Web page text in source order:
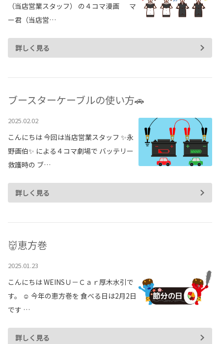
事故・故障受付センター
0800-080-5365
（当店営業スタッフ） の４コマ漫画 マ
ー君（当店営…
詳しく見る
ブースターケーブルの使い方🚗
2025.02.02
こんにちは 今回は当店営業スタッフ ✨永
野画伯✨ による４コマ劇場で バッテリー
救護時の ブ…
詳しく見る
👹恵方巻
2025.01.23
こんにちは WEINSＵ－Ｃａｒ厚木水引で
す。 ☺ 今年の恵方巻を 食べる日は2月2日
です …
詳しく見る